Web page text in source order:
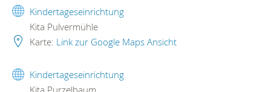
Kindertageseinrichtung
Kita Pulvermühle
Karte: Link zur Google Maps Ansicht
Kindertageseinrichtung